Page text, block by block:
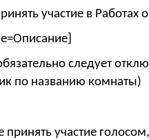
участие в Работах
следует
по названию комнаты)
принять участие